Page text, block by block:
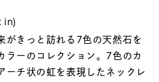
in)
がきっと訪れる7色の天然石を
ラーのコレクション。7色のカ
ーチ状の虹を表現したネックレ